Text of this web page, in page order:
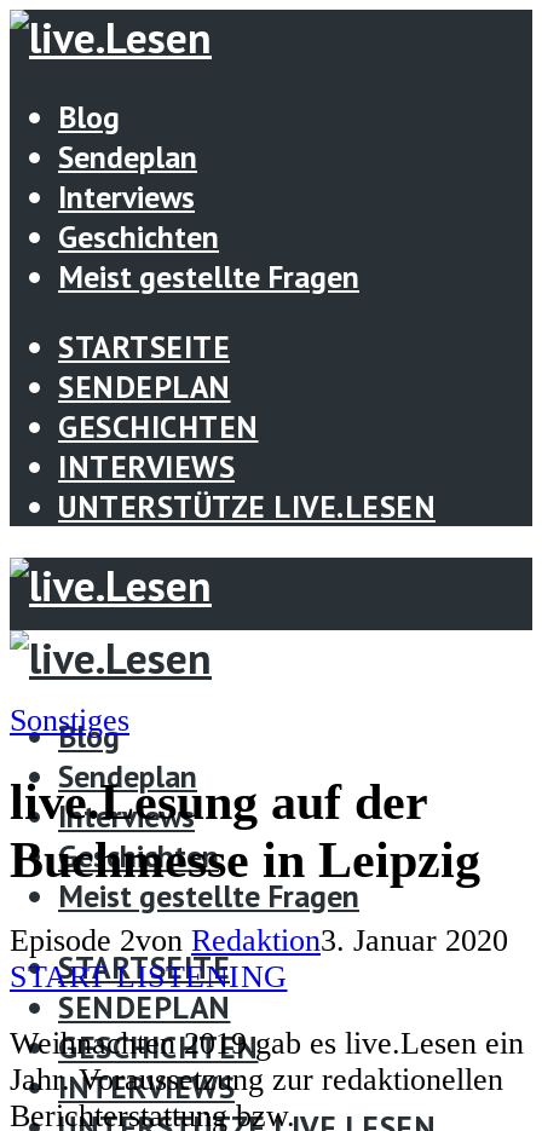
Blog
Sendeplan
Interviews
Geschichten
Meist gestellte Fragen
STARTSEITE
SENDEPLAN
GESCHICHTEN
INTERVIEWS
UNTERSTÜTZE LIVE.LESEN
STARTSEITE
SENDEPLAN
GESCHICHTEN
INTERVIEWS
UNTERSTÜTZE LIVE.LESEN
Menü
Blog
Sendeplan
Interviews
Geschichten
Meist gestellte Fragen
Blog
Sendeplan
Interviews
Geschichten
Meist gestellte Fragen
STARTSEITE
SENDEPLAN
GESCHICHTEN
INTERVIEWS
Sonstiges
live.Lesung auf der
Buchmesse in Leipzig
Episode 2von Redaktion3. Januar 2020
START LISTENING
Weihnachten 2019 gab es live.Lesen ein
Jahr. Voraussetzung zur redaktionellen
Berichterstattung bzw.